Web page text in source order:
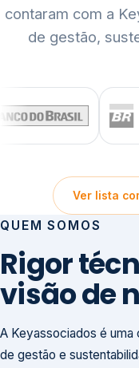
contaram com a
de gestão,
Ver lista
QUEM SOMOS
Rigor
visão de
A Keyassociados é uma
de gestão e